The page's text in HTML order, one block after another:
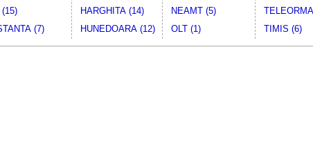
(7)
HARGHITA (14)
HUNEDOARA (12)
NEAMT (5)
OLT (1)
TIMIS (6)